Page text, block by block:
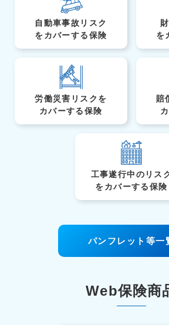
自動車事故リスク
をカバーする保険
を
労働災害リスクを
カバーする保険
賠
工事遂行中のリス
をカバーする保険
パンフレット等一
Web保険商